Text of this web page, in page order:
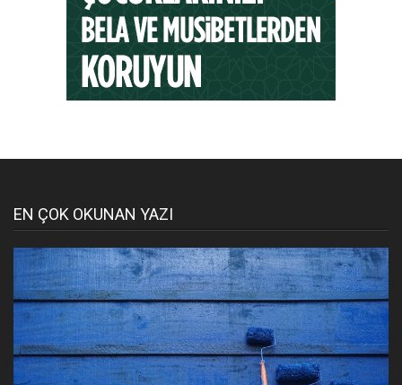
EN ÇOK OKUNAN YAZI